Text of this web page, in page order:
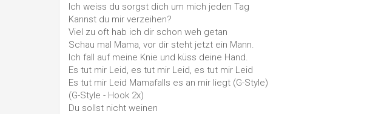
Ich weiss du sorgst dich um mich jeden Tag
Kannst du mir verzeihen?
Viel zu oft hab ich dir schon weh getan
Schau mal Mama, vor dir steht jetzt ein Mann.
Ich fall auf meine Knie und küss deine Hand.
Es tut mir Leid, es tut mir Leid, es tut mir Leid
Es tut mir Leid Mamafalls es an mir liegt (G-Style)
(G-Style - Hook 2x)
Du sollst nicht weinen